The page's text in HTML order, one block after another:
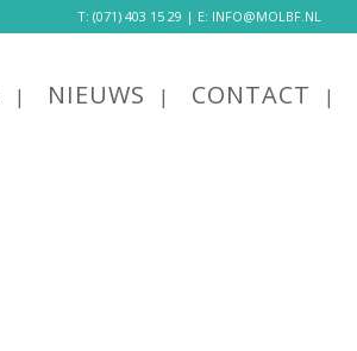
T: (071) 403 15 29 | E: INFO@MOLBF.NL
NIEUWS CONTACT